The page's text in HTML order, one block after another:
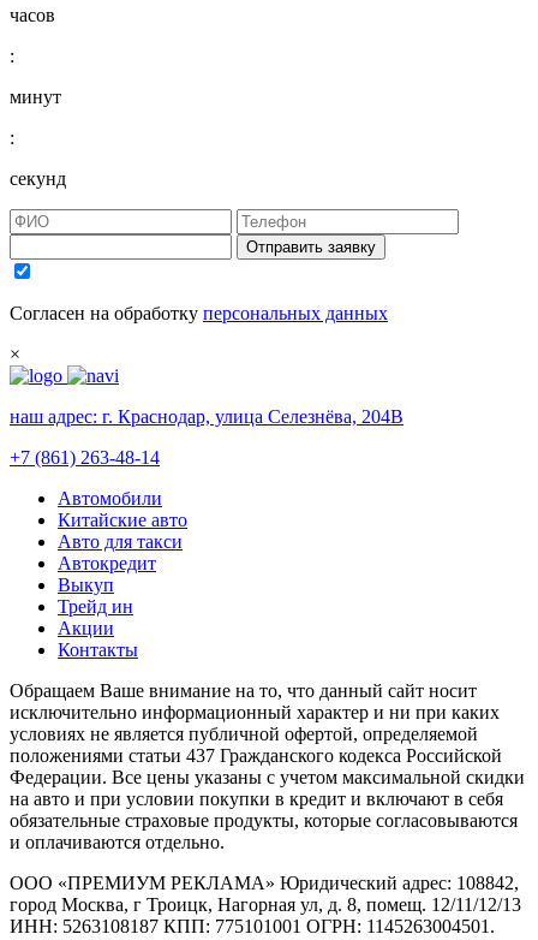
часов
:
минут
:
секунд
Отправить заявку
Согласен на обработку персональных данных
×
наш адрес: г. Краснодар, улица Селезнёва, 204В
+7 (861) 263-48-14
Автомобили
Китайские авто
Авто для такси
Автокредит
Выкуп
Трейд ин
Акции
Контакты
Обращаем Ваше внимание на то, что данный сайт носит
исключительно информационный характер и ни при каких
условиях не является публичной офертой, определяемой
положениями статьи 437 Гражданского кодекса Российской
Федерации. Все цены указаны с учетом максимальной скидки
на авто и при условии покупки в кредит и включают в себя
обязательные страховые продукты, которые согласовываются
и оплачиваются отдельно.
ООО «ПРЕМИУМ РЕКЛАМА» Юридический адрес: 108842,
город Москва, г Троицк, Нагорная ул, д. 8, помещ. 12/11/12/13
ИНН: 5263108187 КПП: 775101001 ОГРН: 1145263004501.